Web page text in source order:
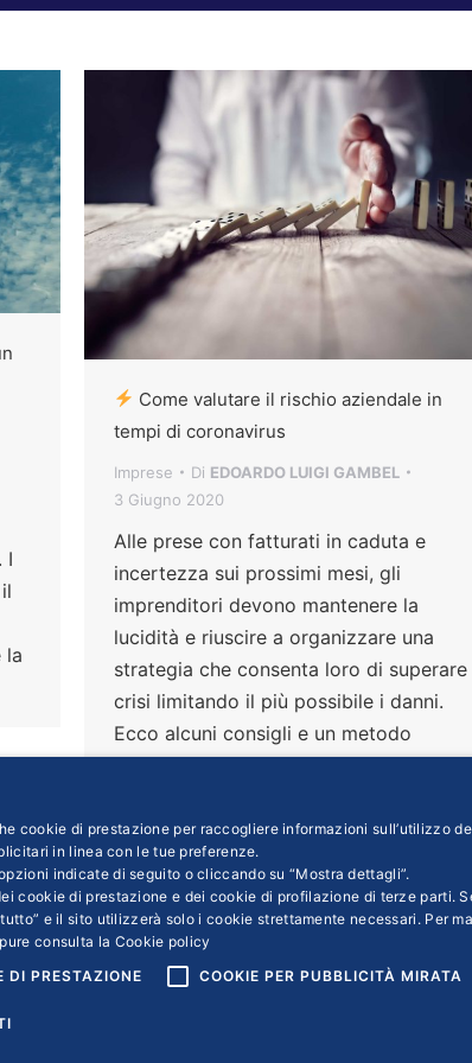
I
la
Come valutare il rischio aziendale in
tempi di coronavirus
Imprese Di EDOARDO LUIGI GAMBEL
3 Giugno 2020
Alle prese con fatturati in caduta e
incertezza sui prossimi mesi, gli
imprenditori devono mantenere la
lucidità e riuscire a organizzare una
strategia che consenta loro di superare
crisi limitando il più possibile i danni.
Ecco alcuni consigli e un metodo
semplice da applicare pensato a misura
← 1 2 3
cookie di prestazione per raccogliere informazioni sull’utilizzo
in linea con le tue preferenze.
indicate di seguito o cliccando su “Mostra dettagli”.
cookie di prestazione e dei cookie di profilazione di terze parti.
e il sito utilizzerà solo i cookie strettamente necessari. Per
consulta la Cookie policy
DI PRESTAZIONE COOKIE PER PUBBLICITÀ MIRATA